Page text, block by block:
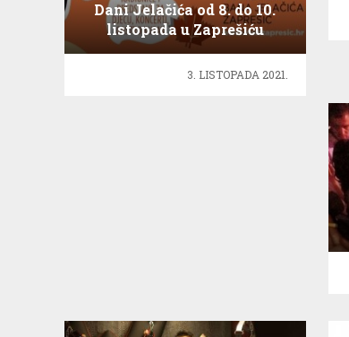
Dani Jelačića od 8. do 10.
listopada u Zaprešiću
3. LISTOPADA 2021.